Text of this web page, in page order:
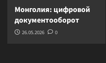
Монголия: цифровой
документооборот
26.05.2026 0